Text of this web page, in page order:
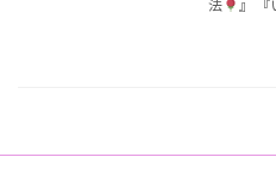
法
』